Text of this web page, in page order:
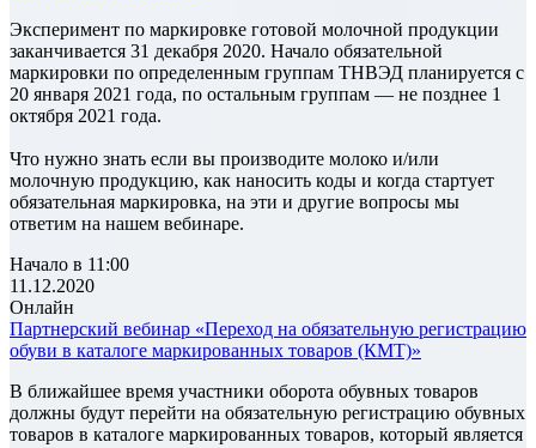
Эксперимент по маркировке готовой молочной продукции
заканчивается 31 декабря 2020. Начало обязательной
маркировки по определенным группам ТНВЭД планируется с
20 января 2021 года, по остальным группам — не позднее 1
октября 2021 года.
Что нужно знать если вы производите молоко и/или
молочную продукцию, как наносить коды и когда стартует
обязательная маркировка, на эти и другие вопросы мы
ответим на нашем вебинаре.
Начало в 11:00
11.12.2020
Онлайн
Партнерский вебинар «Переход на обязательную регистрацию
обуви в каталоге маркированных товаров (КМТ)»
В ближайшее время участники оборота обувных товаров
должны будут перейти на обязательную регистрацию обувных
товаров в каталоге маркированных товаров, который является